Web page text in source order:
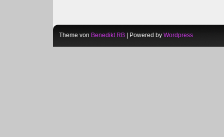
Theme von Benedikt RB | Powered by Wordpress